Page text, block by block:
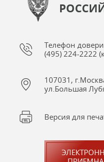
Телефон
(495) 224-2222
107031,
ул.Большая
Версия для